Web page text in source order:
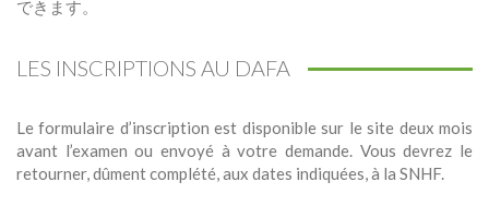
できます。
LES INSCRIPTIONS AU DAFA
Le formulaire d’inscription est disponible sur le site deux mois
avant l’examen ou envoyé à votre demande. Vous devrez le
retourner, dûment complété, aux dates indiquées, à la SNHF.